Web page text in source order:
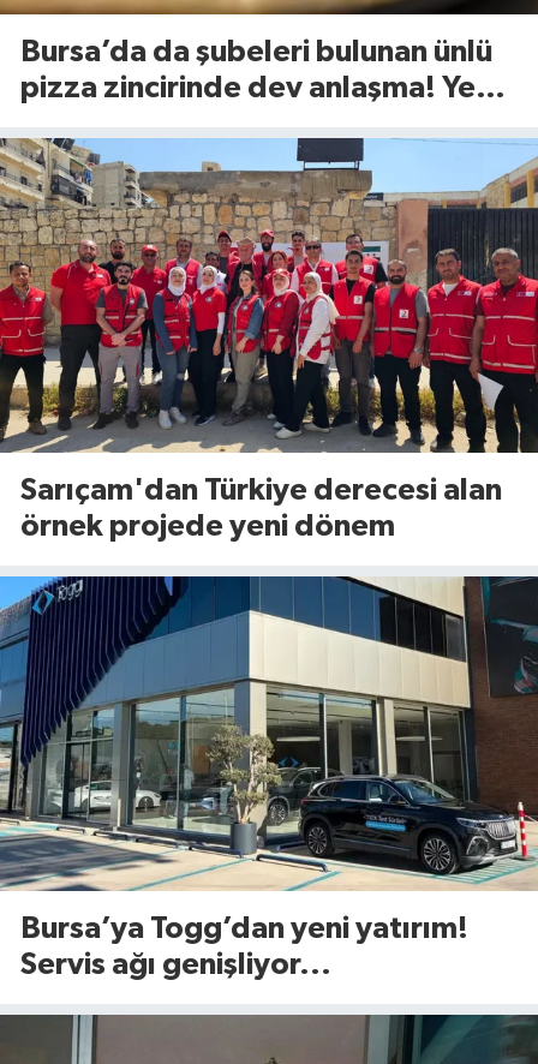
Bursa’da da şubeleri bulunan ünlü
pizza zincirinde dev anlaşma! Yeni
Sarıçam'dan Türkiye derecesi alan
örnek projede yeni dönem
Bursa’ya Togg’dan yeni yatırım!
Servis ağı genişliyor...